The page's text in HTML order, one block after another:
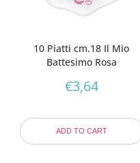
10 Piatti cm.18 Il Mio
Battesimo Rosa
€3,64
ADD TO CART